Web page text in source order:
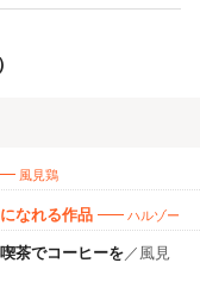
風見鶏
なれる作品 ハルゾー
茶でコーヒーを／風見